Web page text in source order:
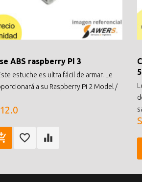
ABS raspberry PI 3
estuche es ultra fácil de armar. Le
a su Raspberry Pi 2 Model /